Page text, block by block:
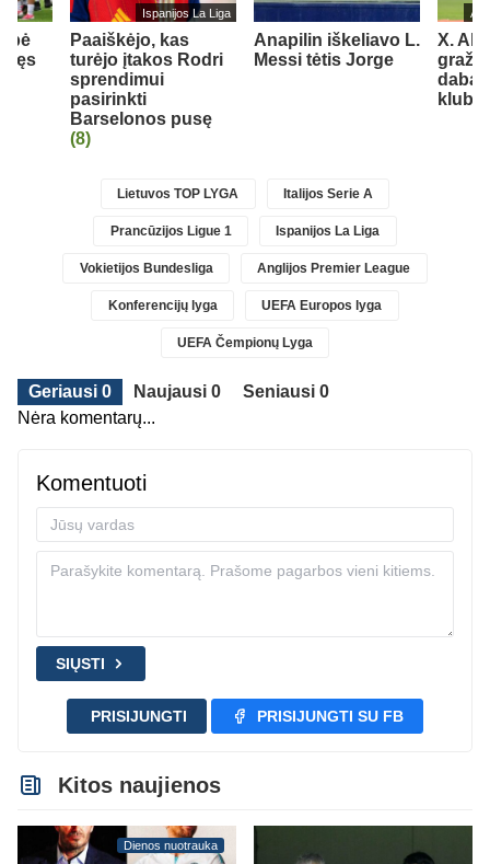
tęs
Ispanijos La Liga
Paaiškėjo, kas
turėjo įtakos Rodri
sprendimui
pasirinkti
Barselonos pusę
(8)
Anapilin iškeliavo L.
Messi tėtis Jorge
X.
Lietuvos TOP LYGA Italijos Serie A
Prancūzijos Ligue 1 Ispanijos La Liga
Vokietijos Bundesliga Anglijos Premier League
Konferencijų lyga UEFA Europos lyga
UEFA Čempionų Lyga
Geriausi 0 Naujausi 0
Seniausi 0
Nėra komentarų...
Komentuoti
SIŲSTI
PRISIJUNGTI PRISIJUNGTI SU FB
Kitos naujienos
Dienos nuotrauka